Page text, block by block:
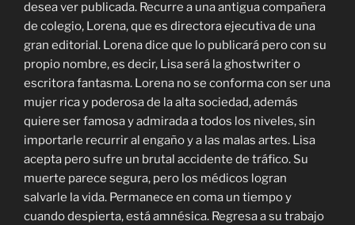
desea ver publicada. Recurre a una antigua compañera
de colegio, Lorena, que es directora ejecutiva de una
gran editorial. Lorena dice que lo publicará pero con su
propio nombre, es decir, Lisa será la ghostwriter o
escritora fantasma. Lorena no se conforma con ser una
mujer rica y poderosa de la alta sociedad, además
quiere ser famosa y admirada a todos los niveles, sin
importarle recurrir al engaño y a las malas artes. Lisa
acepta pero sufre un brutal accidente de tráfico. Su
muerte parece segura, pero los médicos logran
salvarle la vida. Permanece en coma un tiempo y
cuando despierta, está amnésica. Regresa a su trabajo